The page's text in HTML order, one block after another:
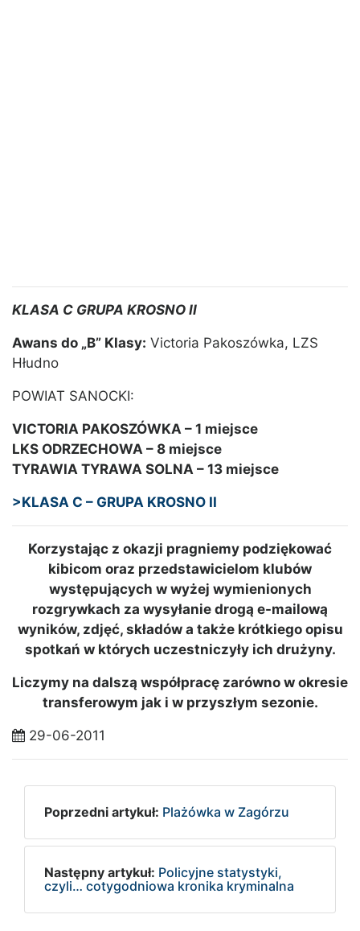
KLASA C GRUPA KROSNO II
Awans do „B” Klasy: Victoria Pakoszówka, LZS
Hłudno
POWIAT SANOCKI:
VICTORIA PAKOSZÓWKA – 1 miejsce
LKS ODRZECHOWA – 8 miejsce
TYRAWIA TYRAWA SOLNA – 13 miejsce
>KLASA C – GRUPA KROSNO II
Korzystając z okazji pragniemy podziękować
kibicom oraz przedstawicielom klubów
występujących w wyżej wymienionych
rozgrywkach za wysyłanie drogą e-mailową
wyników, zdjęć, składów a także krótkiego opisu
spotkań w których uczestniczyły ich drużyny.
Liczymy na dalszą współpracę zarówno w okresie
transferowym jak i w przyszłym sezonie.
29-06-2011
Poprzedni artykuł: Plażówka w Zagórzu
Następny artykuł: Policyjne statystyki,
czyli… cotygodniowa kronika kryminalna